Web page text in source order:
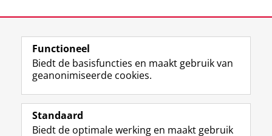
View this page in:English
Volg ons op
F
a
e
T
w
t
I
n
t
Functioneel
Biedt de basisfuncties en maakt gebruik van
geanonimiseerde cookies.
Standaard
Biedt de optimale werking en maakt gebruik